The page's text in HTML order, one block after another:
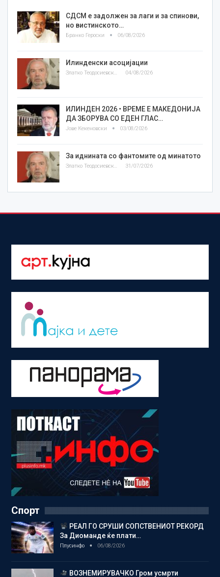
СДСМ е задолжен за лаги и за спинови,
но вистинското…
Бранко Героски 06/08/2026
Илинденски асоцијации
04/08/2026
ИЛИНДЕН 2026 • ВРЕМЕ Е МАКЕДОНИЈА
ДА ЗБОРУВА СО ЕДЕН ГЛАС…
Јове Кекеновски 03/08/2026
За иднината со фантомите од минатото
Златко Теодосиевски 31/07/2026
Спорт
РЕАЛ ГО СРУШИ СОПСТВЕНИОТ РЕКОРД
За Диоманде ќе плати…
Плусинфо 06/08/2026
ВОЗНЕМИРУВАЧКО Гром усмрти